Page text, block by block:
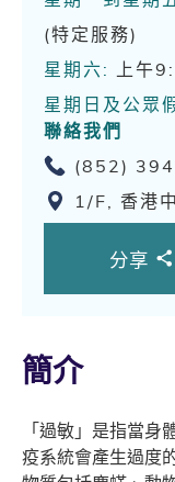
(特定服務)
星期六: 上午
星期日及公眾
聯絡我們
(852)
1/F, 香港
分享
簡介
「過敏」是指當
疫系統會產生過度